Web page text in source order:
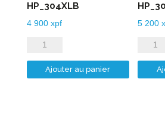
HP_304XLB
4 900 xpf
quantité
de
HP_304XLB
Ajouter au panier
5 200
de